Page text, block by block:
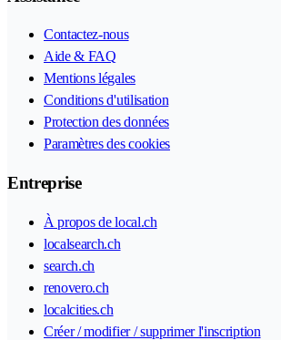
Contactez-nous
Aide & FAQ
Mentions légales
Conditions d'utilisation
Protection des données
Paramètres des cookies
Entreprise
À propos de local.ch
localsearch.ch
search.ch
renovero.ch
localcities.ch
Créer / modifier / supprimer l'inscription